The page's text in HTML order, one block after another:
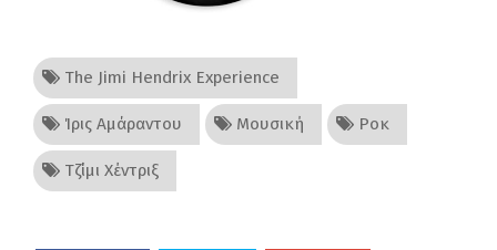
The Jimi Hendrix Experience
Ίρις Αμάραντου Μουσική Ροκ
Τζίμι Χέντριξ